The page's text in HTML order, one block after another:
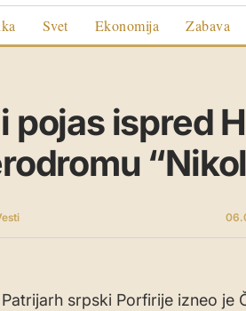
Svet Ekonomija Zabava
pojas ispred
Patrijarh srpski Porfirije izneo je